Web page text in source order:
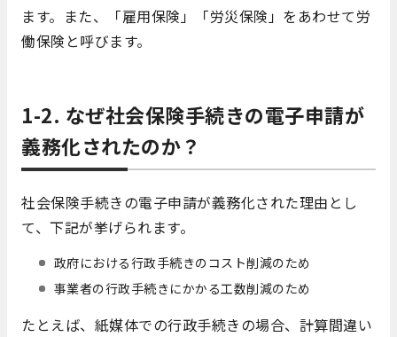
ます。また、「雇用保険」「労災保険」をあわせて労
働保険と呼びます。
1-2. なぜ社会保険手続きの電子申請が
義務化されたのか？
社会保険手続きの電子申請が義務化された理由とし
て、下記が挙げられます。
政府における⾏政⼿続きのコスト削減のため
事業者の行政手続きにかかる工数削減のため
たとえば、紙媒体での行政手続きの場合、計算間違い